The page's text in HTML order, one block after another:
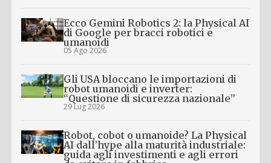
Ecco Gemini Robotics 2: la Physical AI
di Google per bracci robotici e
umanoidi
05 Ago 2026
Gli USA bloccano le importazioni di
robot umanoidi e inverter:
“Questione di sicurezza nazionale”
29 Lug 2026
Robot, cobot o umanoide? La Physical
AI dall’hype alla maturità industriale:
guida agli investimenti e agli errori